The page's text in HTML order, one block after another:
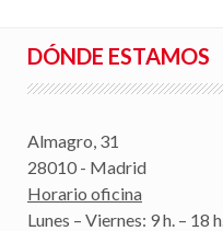
DÓNDE ESTAMOS
Almagro, 31
28010 - Madrid
Horario oficina
Lunes – Viernes: 9 h. – 18 h.